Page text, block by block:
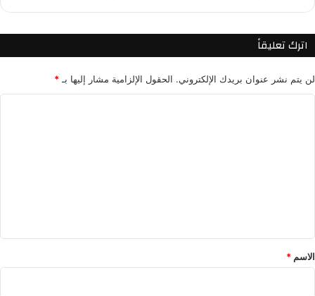
9
أ
ه
ر
اترك تعليقاً
لن يتم نشر عنوان بريدك الإلكتروني. الحقول الإلزامية مشار إليها بـ*
*
الاسم *